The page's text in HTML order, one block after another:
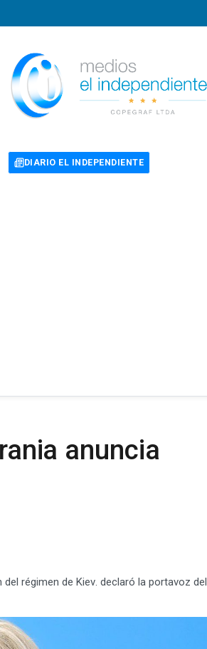
DIARIO EL INDEPENDIENTE
anuncia
régimen de Kiev. declaró la portavoz del